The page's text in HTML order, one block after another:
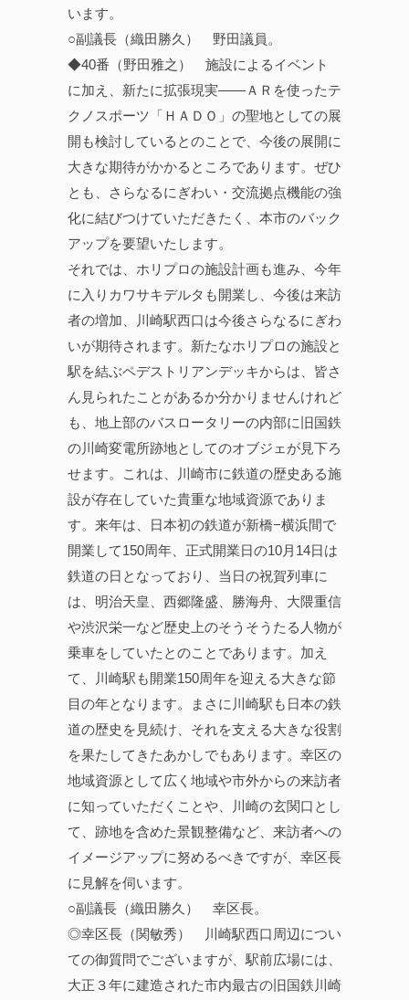
います。
○副議長（織田勝久） 野田議員。
◆40番（野田雅之） 施設によるイベント
に加え、新たに拡張現実——ＡＲを使ったテ
クノスポーツ「ＨＡＤＯ」の聖地としての展
開も検討しているとのことで、今後の展開に
大きな期待がかかるところであります。ぜひ
とも、さらなるにぎわい・交流拠点機能の強
化に結びつけていただきたく、本市のバック
アップを要望いたします。
それでは、ホリプロの施設計画も進み、今年
に入りカワサキデルタも開業し、今後は来訪
者の増加、川崎駅西口は今後さらなるにぎわ
いが期待されます。新たなホリプロの施設と
駅を結ぶペデストリアンデッキからは、皆さ
ん見られたことがあるか分かりませんけれど
も、地上部のバスロータリーの内部に旧国鉄
の川崎変電所跡地としてのオブジェが見下ろ
せます。これは、川崎市に鉄道の歴史ある施
設が存在していた貴重な地域資源でありま
す。来年は、日本初の鉄道が新橋−横浜間で
開業して150周年、正式開業日の10月14日は
鉄道の日となっており、当日の祝賀列車に
は、明治天皇、西郷隆盛、勝海舟、大隈重信
や渋沢栄一など歴史上のそうそうたる人物が
乗車をしていたとのことであります。加え
て、川崎駅も開業150周年を迎える大きな節
目の年となります。まさに川崎駅も日本の鉄
道の歴史を見続け、それを支える大きな役割
を果たしてきたあかしでもあります。幸区の
地域資源として広く地域や市外からの来訪者
に知っていただくことや、川崎の玄関口とし
て、跡地を含めた景観整備など、来訪者への
イメージアップに努めるべきですが、幸区長
に見解を伺います。
○副議長（織田勝久） 幸区長。
◎幸区長（関敏秀） 川崎駅西口周辺につい
ての御質問でございますが、駅前広場には、
大正３年に建造された市内最古の旧国鉄川崎